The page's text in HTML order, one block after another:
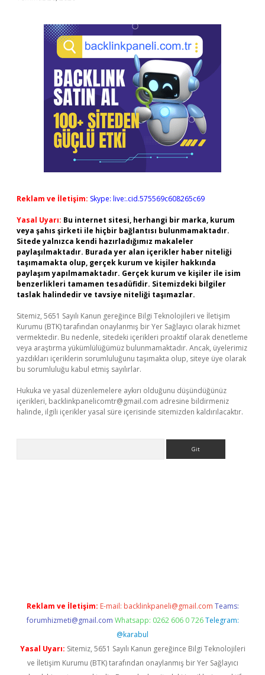
Reklam ve İletişim: Skype: live:.cid.575569c608265c69
Yasal Uyarı: Bu internet sitesi, herhangi bir marka, kurum
veya şahıs şirketi ile hiçbir bağlantısı bulunmamaktadır.
Sitede yalnızca kendi hazırladığımız makaleler
paylaşılmaktadır. Burada yer alan içerikler haber niteliği
taşımamakta olup, gerçek kurum ve kişiler hakkında
paylaşım yapılmamaktadır. Gerçek kurum ve kişiler ile isim
benzerlikleri tamamen tesadüfidir. Sitemizdeki bilgiler
taslak halindedir ve tavsiye niteliği taşımazlar.
Sitemiz, 5651 Sayılı Kanun gereğince Bilgi Teknolojileri ve İletişim
Kurumu (BTK) tarafından onaylanmış bir Yer Sağlayıcı olarak hizmet
vermektedir. Bu nedenle, sitedeki içerikleri proaktif olarak denetleme
veya araştırma yükümlülüğümüz bulunmamaktadır. Ancak, üyelerimiz
yazdıkları içeriklerin sorumluluğunu taşımakta olup, siteye üye olarak
bu sorumluluğu kabul etmiş sayılırlar.
Hukuka ve yasal düzenlemelere aykırı olduğunu düşündüğünüz
içerikleri, backlinkpanelicomtr@gmail.com adresine bildirmeniz
halinde, ilgili içerikler yasal süre içerisinde sitemizden kaldırılacaktır.
Reklam ve İletişim: E-mail: backlinkpaneli@gmail.com Teams:
forumhizmeti@gmail.com Whatsapp: 0262 606 0 726 Telegram:
@karabul
Yasal Uyarı: Sitemiz, 5651 Sayılı Kanun gereğince Bilgi Teknolojileri
ve İletişim Kurumu (BTK) tarafından onaylanmış bir Yer Sağlayıcı